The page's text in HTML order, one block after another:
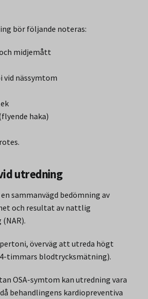
bör följande noteras:
midjemått
vid nässymtom
haka)
utredning
sammanvägd bedömning av
och resultat av nattlig
överväg att utreda högt
timmars blodtrycksmätning).
OSA-symtom kan utredning vara
behandlingens kardiopreventiva